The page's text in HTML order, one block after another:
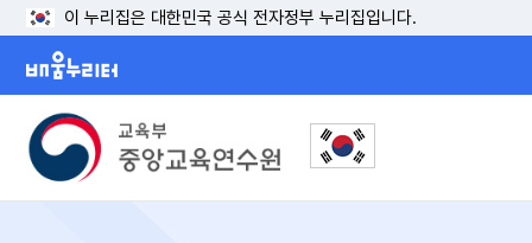
이 누리집은 대한민국 공식 전자정부 누리집입니다.